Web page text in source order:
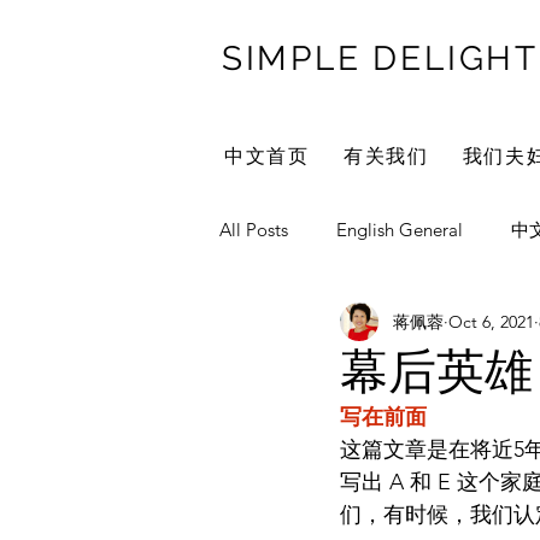
SIMPLE DELIGHT
中文首页 有关我们 我们夫
All Posts English General 中
Marriage/Family ReiCay
教育
妈妈自我成长
幕后英
蒋佩蓉 Oct 6, 2021
写在前面
这篇文章是在将近5
写出 A 和 E 这个家
们，有时候，我们